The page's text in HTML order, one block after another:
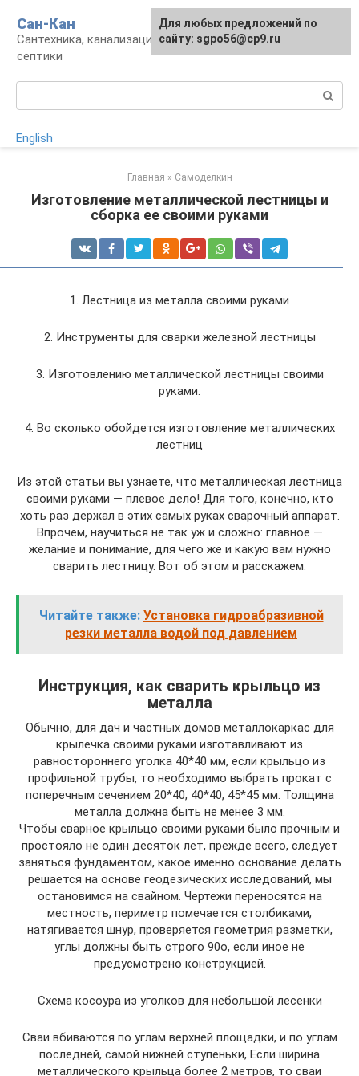
контенту
Сан-Кан
Сантехника, канализация, водопровод,
септики
English
Главная » Самоделкин
Изготовление металлической лестницы и
сборка ее своими руками
1. Лестница из металла своими руками
2. Инструменты для сварки железной лестницы
3. Изготовлению металлической лестницы своими
руками.
4. Во сколько обойдется изготовление металлических
лестниц
Из этой статьи вы узнаете, что металлическая лестница
своими руками — плевое дело! Для того, конечно, кто
хоть раз держал в этих самых руках сварочный аппарат.
Впрочем, научиться не так уж и сложно: главное —
желание и понимание, для чего же и какую вам нужно
сварить лестницу. Вот об этом и расскажем.
Читайте также: Установка гидроабразивной
резки металла водой под давлением
Инструкция, как сварить крыльцо из
металла
Обычно, для дач и частных домов металлокаркас для
крылечка своими руками изготавливают из
равностороннего уголка 40*40 мм, если крыльцо из
профильной трубы, то необходимо выбрать прокат с
поперечным сечением 20*40, 40*40, 45*45 мм. Толщина
металла должна быть не менее 3 мм.
Чтобы сварное крыльцо своими руками было прочным и
простояло не один десяток лет, прежде всего, следует
заняться фундаментом, какое именно основание делать
решается на основе геодезических исследований, мы
остановимся на свайном. Чертежи переносятся на
местность, периметр помечается столбиками,
натягивается шнур, проверяется геометрия разметки,
углы должны быть строго 90о, если иное не
предусмотрено конструкцией.
Схема косоура из уголков для небольшой лесенки
Сваи вбиваются по углам верхней площадки, и по углам
последней, самой нижней ступеньки, Если ширина
металлического крыльца более 2 метров, то сваи
Для любых предложений по
сайту: sgpo56@cp9.ru